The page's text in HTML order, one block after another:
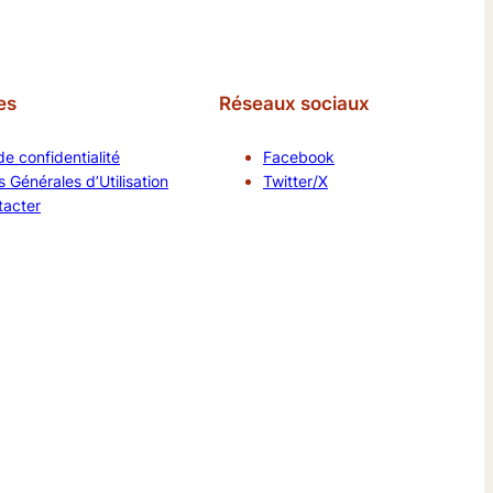
confidentialité
Générales d’Utilisation
Réseaux sociaux
Facebook
Twitter/X